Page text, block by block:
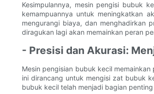
Kesimpulannya, mesin pengisi bubuk
kemampuannya untuk meningkatkan
mengurangi biaya, dan menghadirkan
diragukan lagi akan memainkan peran
- Presisi dan Akurasi:
Mesin pengisian bubuk kecil
ini dirancang untuk mengisi zat bubuk
bubuk kecil telah menjadi bagian